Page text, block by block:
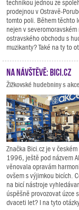
technikou jednou ze
prodejnou v Ostravě-
tomto poli. Během těchto
nejen v
ostravského obchodu s
muzikanty? Také na ty to
Na návštěvě: Bici.cz
Žižkovské hudebniny s
Značka Bici.cz je v
1996, ještě pod názvem
věnovala opravám
ovšem s výjimkou bicích.
na bicí nástroje
úspěšně provozovat úzce
dvaceti let? I na tyto